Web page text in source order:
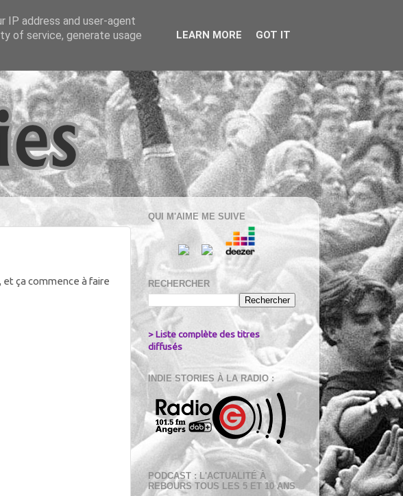
et ça commence à faire
QUI M'AIME ME SUIVE
RECHERCHER
> Liste complète des titres
diffusés
INDIE STORIES À LA RADIO :
PODCAST : L'ACTUALITÉ À
REBOURS TOUS LES 5 ET 10 ANS
IP address and user-agent
of service, generate usage
LEARN MORE GOT IT